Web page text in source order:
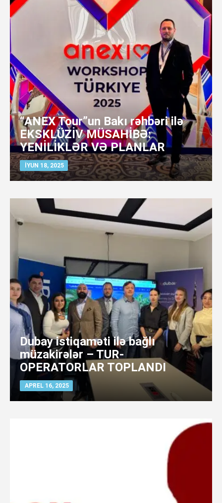
“ANEX Tour”un Bakı rəhbəri ilə
EKSKLÜZİV MÜSAHİBƏ:
YENİLİKLƏR VƏ PLANLAR
İYUN 18, 2025
Dubay istiqaməti ilə bağlı
müzakirələr – TUR-
OPERATORLAR TOPLANDI
APREL 16, 2025